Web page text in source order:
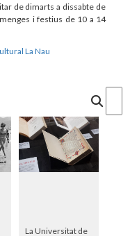
de dimarts a dissabte de
i festius de 10 a 14
La Nau
La Universitat de